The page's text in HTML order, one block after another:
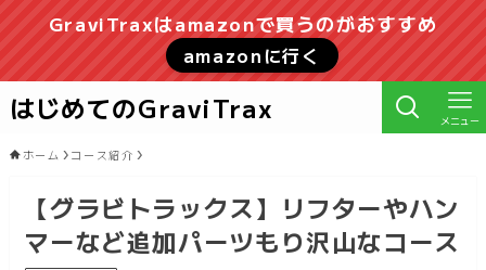
GraviTraxはamazonで買うのがおすすめ
amazonに行く
はじめてのGraviTrax メニュー
ホーム コース紹介
【グラビトラックス】リフターやハン
マーなど追加パーツもり沢山なコース